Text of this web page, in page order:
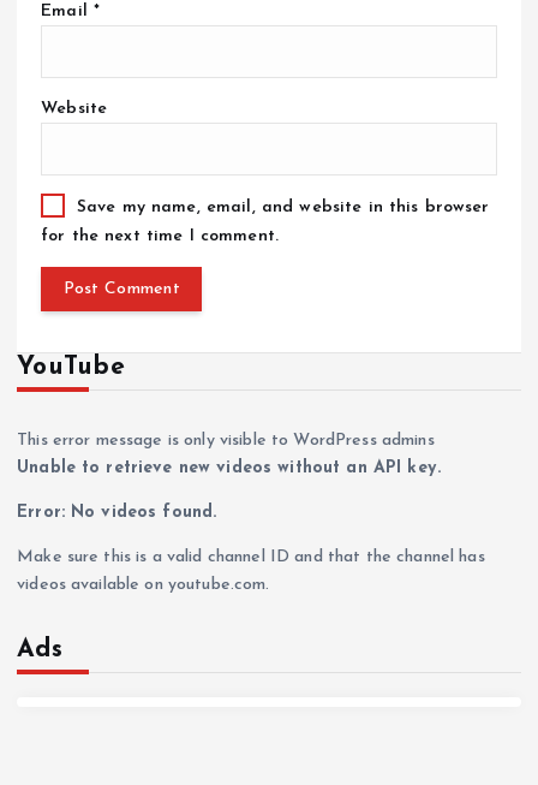
Email *
Website
Save my name, email, and website in this browser
for the next time I comment.
YouTube
This error message is only visible to WordPress admins
Unable to retrieve new videos without an API key.
Error: No videos found.
Make sure this is a valid channel ID and that the channel has
videos available on youtube.com.
Ads